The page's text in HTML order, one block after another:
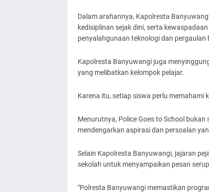
Dalam arahannya, Kapolresta
kedisiplinan sejak dini, serta
penyalahgunaan teknologi dan pergaulan
Kapolresta Banyuwangi juga
yang melibatkan kelompok pelajar.
Karena itu, setiap siswa perlu memahami
Menurutnya, Police Goes to School
mendengarkan aspirasi dan persoalan
Selain Kapolresta Banyuwangi, jajaran
sekolah untuk menyampaikan pesan
"Polresta Banyuwangi memastikan